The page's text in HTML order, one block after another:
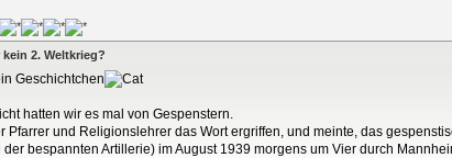
2. Weltkrieg?
Geschichtchen
hatten wir es mal von Gespenstern.
Pfarrer und Religionslehrer das Wort ergriffen, und meinte, das
bespannten Artillerie) im August 1939 morgens um Vier durch